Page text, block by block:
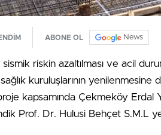
ABONE OL News
riskin azaltılması ve acil
kuruluşlarının
proje kapsamında Çekmeköy
Prof. Dr. Hulusi Behçet S.M.L